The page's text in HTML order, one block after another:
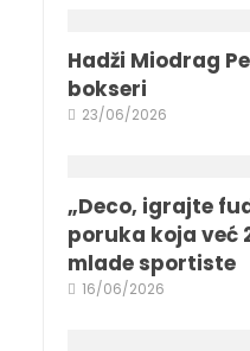
Hadži Miodrag
bokseri
23/06/2026
„Deco, igrajte
poruka koja već
mlade sportiste
16/06/2026